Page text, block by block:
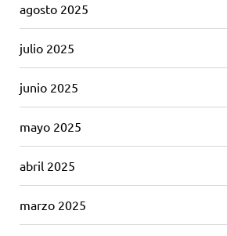
agosto 2025
julio 2025
junio 2025
mayo 2025
abril 2025
marzo 2025